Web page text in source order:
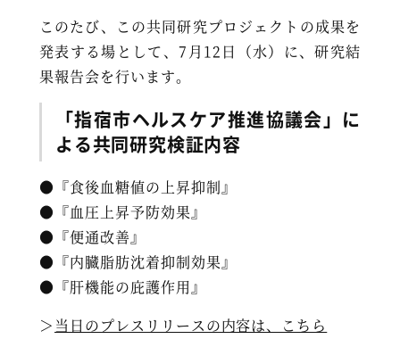
このたび、この共同研究プロジェクトの成果を
発表する場として、7月12日（水）に、研究結
果報告会を行います。
「指宿市ヘルスケア推進協議会」に
よる共同研究検証内容
●『食後血糖値の上昇抑制』
●『血圧上昇予防効果』
●『便通改善』
●『内臓脂肪沈着抑制効果』
●『肝機能の庇護作用』
＞ 当日のプレスリリースの内容は、こちら